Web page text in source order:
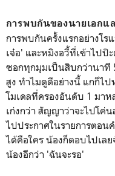
การพบกันของนายเอกแ
การพบกันครั้งแรกอย่างโร
เจ๋อ' และหมิงอวี้ที่เข้าไปป๊
ซอกทุกมุมเป็นสิบกว่านาที
สูง ทำไมดูดีอย่างนี้ แกก็ไ
โมเดลที่ครองอันดับ 1 มา
เก่งกว่า สัญญาว่าจะไปโค่
ไปประกาศในรายการตอน
ได้คือใคร น้องก็ตอบไปเล
น้องอีกว่า 'ฉันจะรอ'